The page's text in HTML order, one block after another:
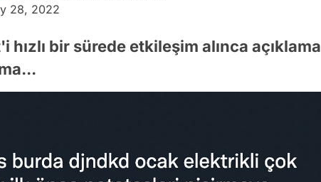
28, 2022
bir sürede etkileşim alınca açıklama